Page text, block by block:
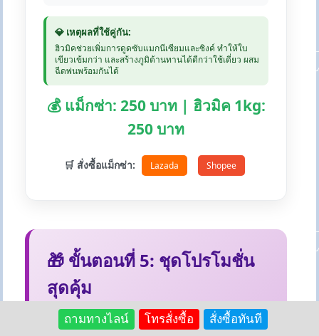
💎 เหตุผลที่ใช้คู่กัน:
ฮิวมิคช่วยเพิ่มการดูดซับแมกนีเซียมและซิงค์ ทำให้ใบ
เขียวเข้มกว่า และสร้างภูมิต้านทานได้ดีกว่าใช้เดี่ยว ผสม
ฉีดพ่นพร้อมกันได้
💰 แม็กซ่า: 250 บาท | ฮิวมิค 1kg:
250 บาท
🛒 สั่งซื้อแม็กซ่า: Lazada Shopee
🎁 ขั้นตอนที่ 5: ชุดโปรโมชั่น
สุดคุ้ม
แพ็คเกจคู่ที่ประหยัดและได้ผลดี รวมถึงสินค้า
ถามทางไลน์ โทรสั่งซื้อ สั่งซื้อทันที